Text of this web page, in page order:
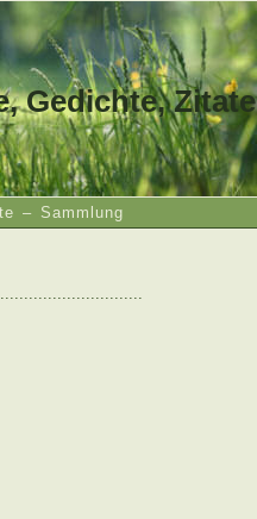
Gedichte, Zitate
– Sammlung